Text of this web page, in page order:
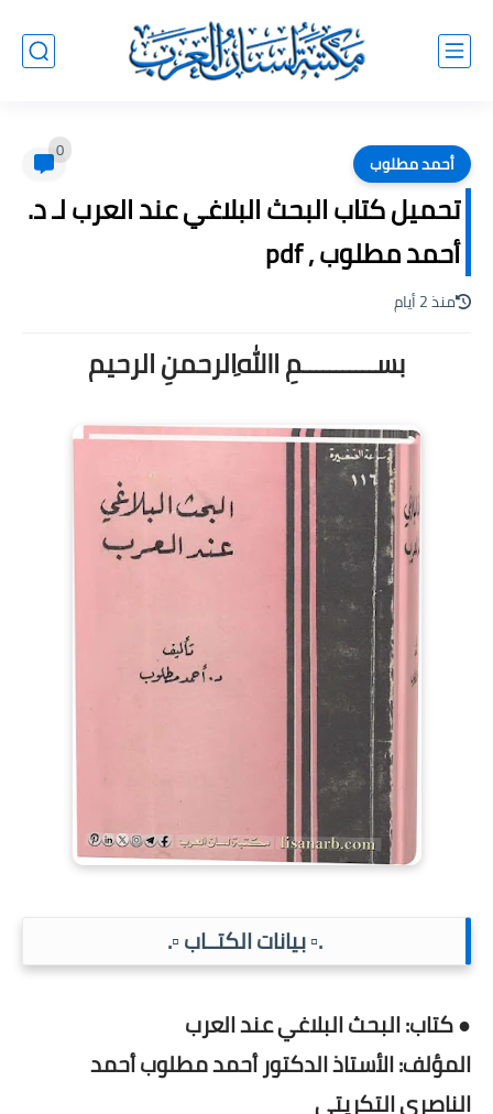
أحمد مطلوب 0
تحميل كتاب البحث البلاغي عند العرب لـ د.
أحمد مطلوب , pdf
منذ 2 أيام
بســـــــــــمِ اﷲِالرحمنِ الرحيم
.▫️ بيانات الكتــاب ▫️.
● كتاب: البحث البلاغي عند العرب
المؤلف: الأستاذ الدكتور أحمد مطلوب أحمد
الناصري التكريتي